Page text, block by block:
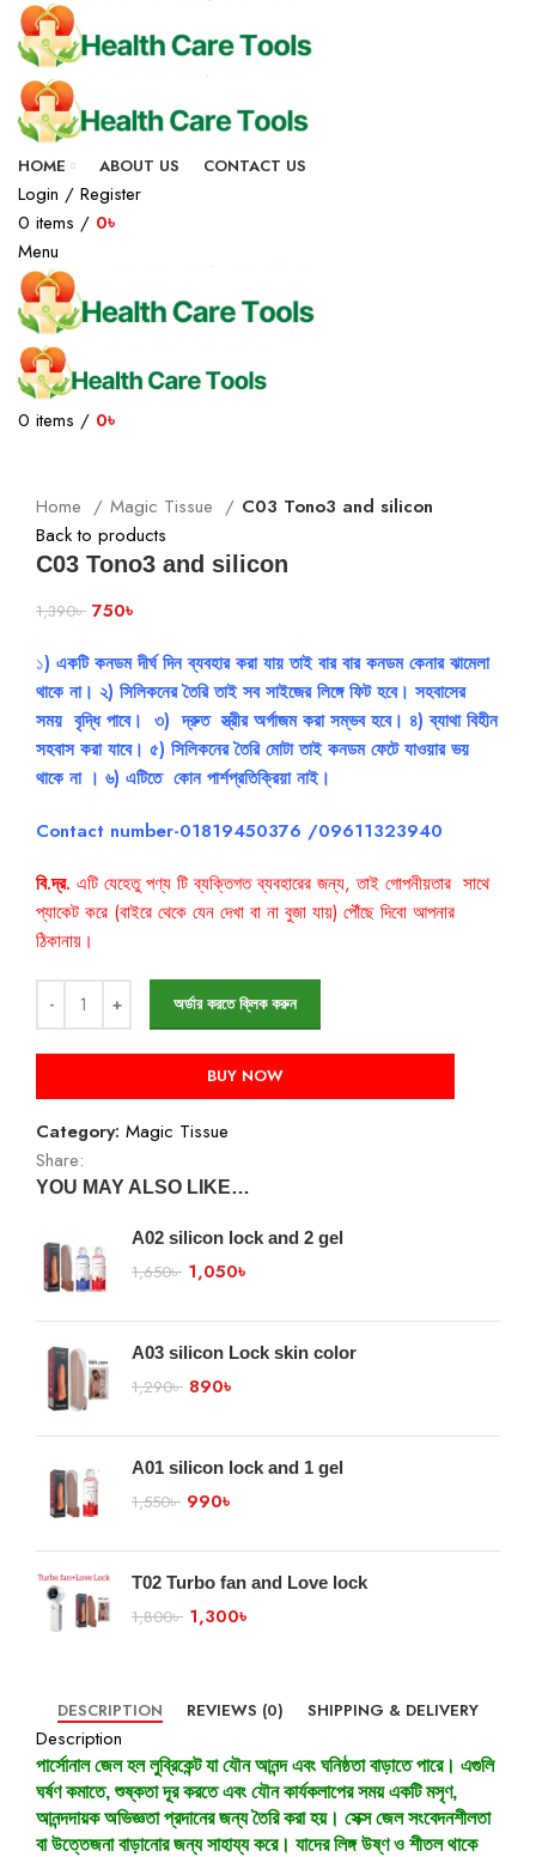
HOME ABOUT US CONTACT US
Login / Register
0 items / 0৳
Menu
0 items / 0৳
-46%
Home
Magic Tissue
C03 Tono3 and silicon
Back to products
C03 Tono3 and silicon
1,390৳ 750৳
১) একটি কনডম দীর্ঘ দিন ব্যবহার করা যায় তাই বার বার কনডম কেনার ঝামেলা
থাকে না। ২) সিলিকনের তৈরি তাই সব সাইজের লিঙ্গে ফিট হবে। সহবাসের
সময় বৃদ্ধি পাবে। ৩) দ্রুত স্ত্রীর অর্গাজম করা সম্ভব হবে। ৪) ব্যাথা বিহীন
সহবাস করা যাবে। ৫) সিলিকনের তৈরি মোটা তাইকনডম ফেটে যাওয়ার ভয়
থাকে না । ৬) এটিতে কোন পার্শপ্রতিক্রিয়া নাই।
Contact number-01819450376 /09611323940
বি.দ্র. এটি যেহেতু পণ্য টি ব্যক্তিগত ব্যবহারের জন্য, তাই গোপনীয়তার সাথে
প্যাকেট করে (বাইরে থেকে যেন দেখা বা না বুজা যায়) পৌঁছে দিবো আপনার
ঠিকানায়।
অর্ডার করতে ক্লিক করুন
BUY NOW
Category: Magic Tissue
Share:
YOU MAY ALSO LIKE…
A02 silicon lock and 2 gel
1,650৳ 1,050৳
A03 silicon Lock skin color
1,290৳ 890৳
A01 silicon lock and 1 gel
1,550৳ 990৳
T02 Turbo fan and Love lock
1,800৳ 1,300৳
DESCRIPTION REVIEWS (0) SHIPPING & DELIVERY
Description
পার্সোনাল জেল হল লুব্রিকেন্ট যা যৌন আনন্দ এবং ঘনিষ্ঠতা বাড়াতে পারে। এগুলি
ঘর্ষণ কমাতে, শুষ্কতা দূর করতে এবং যৌন কার্যকলাপের সময় একটি মসৃণ,
আনন্দদায়ক অভিজ্ঞতা প্রদানের জন্য তৈরি করা হয়। সেক্স জেল সংবেদনশীলতা
বা উত্তেজনা বাড়ানোর জন্য সাহায্য করে। যাদের লিঙ্গ উষ্ণ ও শীতল থাকে